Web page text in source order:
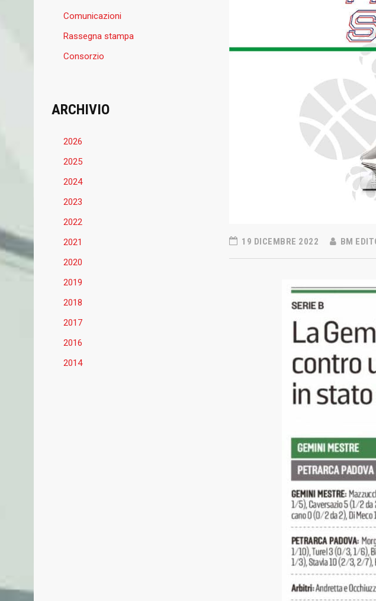
19 DICEMBRE 2022 BM
Comunicazioni
Rassegna stampa
Consorzio
ARCHIVIO
2026
2025
2024
2023
2022
2021
2020
2019
2018
2017
2016
2014